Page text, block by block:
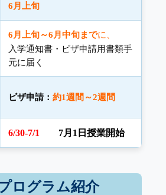
6 月上旬
6月上旬～6 月中旬までに、
入学通知書・ビザ申請用書類手
元に届く
ビザ申請 ： 約1週間 ～2週間
6/30-7/1 7月1日 授業開始
ログラム紹介